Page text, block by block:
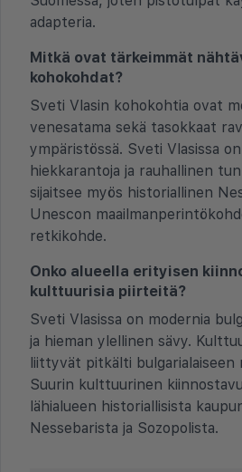
adapteria.
Mitkä ovat tärkeimmät
kohokohdat?
Sveti Vlasin kohokohtia ovat
venesatama sekä tasokkaat
ympäristössä. Sveti Vlasissa
hiekkarantoja ja rauhallinen
sijaitsee myös historiallinen
Unescon
retkikohde.
Onko alueella erityisen
kulttuurisia piirteitä?
Sveti Vlasissa on modernia
ja hieman ylellinen sävy.
liittyvät pitkälti bulgarialaiseen
Suurin kulttuurinen
lähialueen historiallisista
Nessebarista ja Sozopolista.